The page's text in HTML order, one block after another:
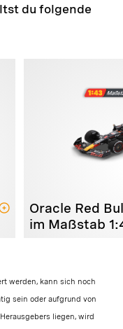
du folgende
Oracle Red
im Maßstab
werden, kann sich noch
sein oder aufgrund von
liegen, wird